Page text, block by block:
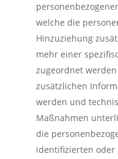
welche die
Hinzuziehung
mehr einer
zugeordnet
zusätzlichen
werden und
Maßnahmen
die
identifizierten